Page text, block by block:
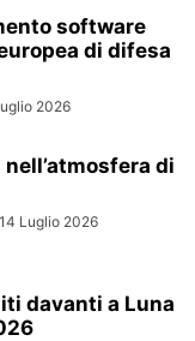
software
di difesa
2026
di
14 Luglio 2026
davanti a Luna